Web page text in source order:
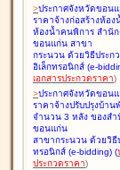
>ประกาศจังหวัดขอนแ
ราคาจ้างก่อสร้างห้อง
ห้องน้ำคนพิการ สำนั
ขอนแก่น สาขา
กระนวน ด้วยวิธีประก
อิเล็กทรอนิกส์ (e-
เอกสารประกวดราคา)
>ประกาศจังหวัดขอนแ
ราคาจ้างปรับปรุงบ้าน
จำนวน 3 หลัง ของส
ขอนแก่น
สาขากระนวน ด้วยวิธี
ทรอนิกส์ (e-bidding) (
ประกวดราคา)